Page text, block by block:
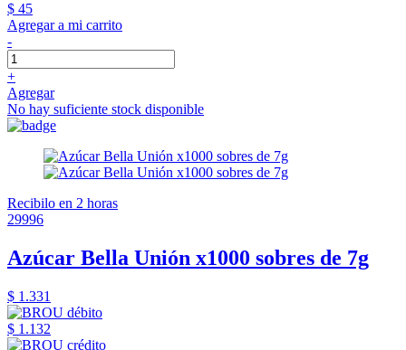
$ 45
Agregar a mi carrito
-
+
Agregar
No hay suficiente stock disponible
Recibilo en 2 horas
29996
Azúcar Bella Unión x1000 sobres de 7g
$ 1.331
$ 1.132